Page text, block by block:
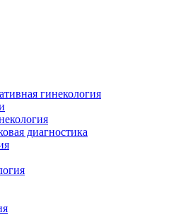
гинекология
диагностика